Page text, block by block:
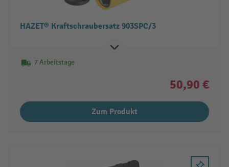
HAZET® Kraftschraubersatz 903SPC/3
7 Arbeitstage
50,90 €
Zum Produkt